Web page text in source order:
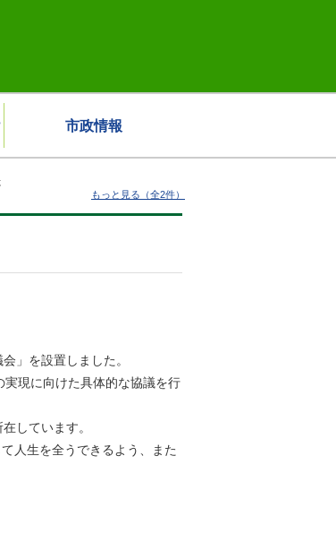
市政情報
もっと見る（全2件）
会」を設置しました。
現に向けた具体的な協議を行
しています。
人生を全うできるよう、また